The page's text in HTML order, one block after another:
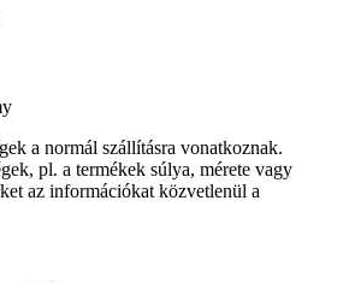
a normál szállításra vonatkoznak.
pl. a termékek súlya, mérete vagy
az információkat közvetlenül a